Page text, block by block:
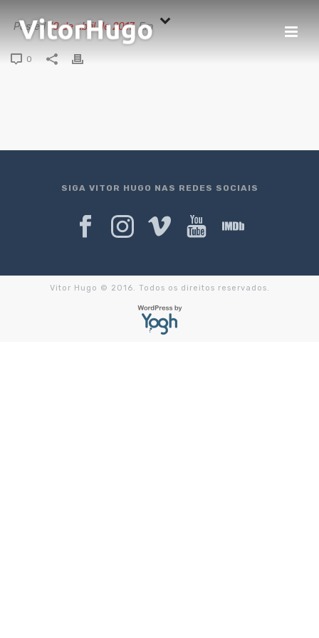
Posted 10 de abril de 2017 Em
0
SIGA VITOR HUGO NAS REDES SOCIAIS
Vitor Hugo © 2016. Todos os direitos reservados.